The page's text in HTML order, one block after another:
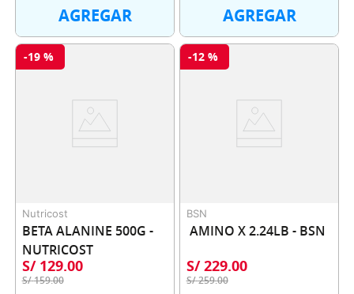
AGREGAR AGREGAR
-19 %
Nutricost
BETA ALANINE 500G -
NUTRICOST
S/ 129.00
S/159.00
-12 %
BSN
AMINO X 2.24LB - BSN
S/ 229.00
S/259.00